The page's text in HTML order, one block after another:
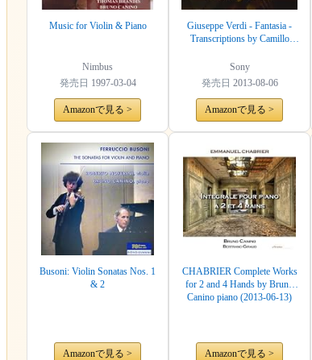
Music for Violin & Piano
Nimbus
発売日 1997-03-04
Amazonで見る >
Giuseppe Verdi - Fantasia -
Transcriptions by Camillo
Sony
発売日 2013-08-06
Amazonで見る >
Busoni: Violin Sonatas Nos. 1
& 2
Amazonで見る >
CHABRIER Complete Works
for 2 and 4 Hands by Bruno
Canino piano (2013-06-13)
Amazonで見る >